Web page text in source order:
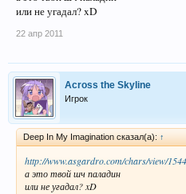
или не угадал? xD
22 апр 2011
Across the Skyline
Игрок
Deep In My Imagination сказал(а): ↑
http://www.asgardro.com/chars/view/
а это твой шч паладин
или не угадал? xD